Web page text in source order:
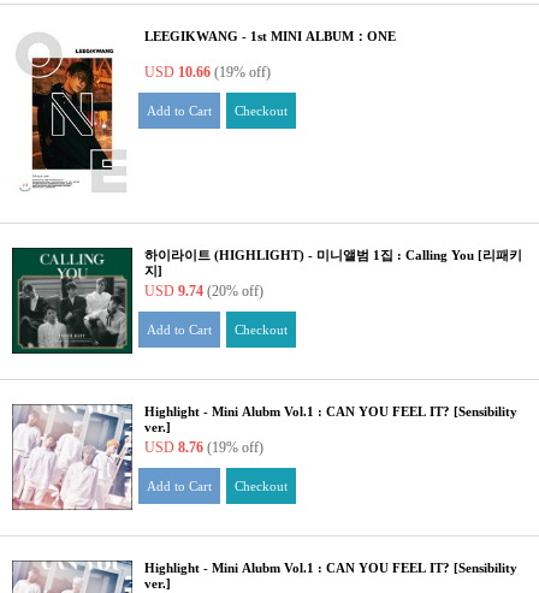
LEEGIKWANG - 1st MINI ALBUM：ONE
USD 10.66 (19% off)
Add to Cart Checkout
하이라이트 (HIGHLIGHT) - 미니앨범 1집 : Calling You [리패키
지]
USD 9.74 (20% off)
Add to Cart Checkout
Highlight - Mini Alubm Vol.1 : CAN YOU FEEL IT? [Sensibility
ver.]
USD 8.76 (19% off)
Add to Cart Checkout
Highlight - Mini Alubm Vol.1 : CAN YOU FEEL IT? [Sensibility
ver.]